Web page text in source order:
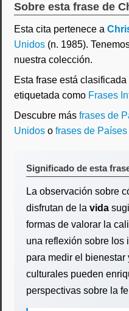
Sobre esta frase de
Esta cita pertenece a
Unidos (n. 1985).
nuestra colección.
Esta frase está clasificada
etiquetada como Frases
Descubre más frases de
Unidos o frases de
Significado de esta
La observación sobre
disfrutan de la vida
formas de valorar la
una reflexión sobre los
para medir el
culturales pueden
perspectivas sobre la